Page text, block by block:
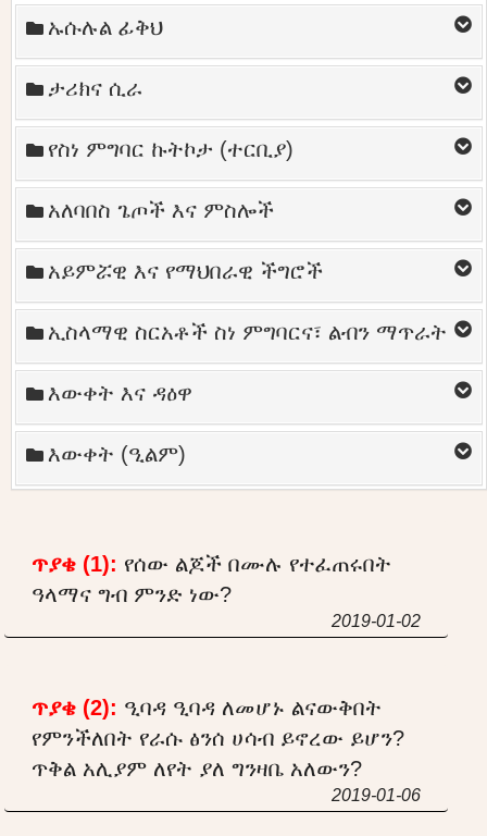
ኡሱሉል ፊቅህ
ታሪክና ሲራ
የስነ ምግባር ኩትኮታ (ተርቢያ)
አለባበስ ጌጦች እና ምስሎች
አይምሯዊ እና የማህበራዊ ችግሮች
ኢስላማዊ ስርአቶች ስነ ምግባርና፣ ልብን ማጥራት
እውቀት እና ዳዕዋ
እውቀት (ዒልም)
ጥያቄ (1): የሰው ልጆች በሙሉ የተፈጠሩበት
ዓላማና ግብ ምንድ ነው?
2019-01-02
ጥያቄ (2): ዒባዳ ዒባዳ ለመሆኑ ልናውቅበት
የምንችለበት የራሱ ፅንሰ ሀሳብ ይኖረው ይሆን?
ጥቅል አሊያም ለየት ያለ ግንዛቤ አለውን?
2019-01-06